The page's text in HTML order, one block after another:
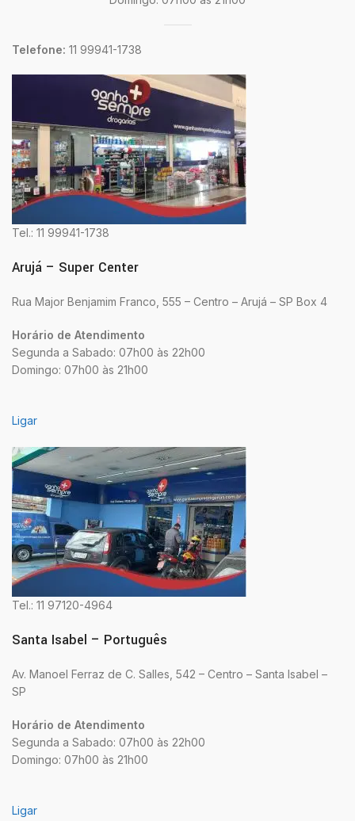
Telefone: 11 99941-1738
Tel.: 11 99941-1738
Arujá – Super Center
Rua Major Benjamim Franco, 555 – Centro – Arujá – SP Box 4
Horário de Atendimento
Segunda a Sabado: 07h00 às 22h00
Domingo: 07h00 às 21h00
Ligar
Tel.: 11 97120-4964
Santa Isabel – Português
Av. Manoel Ferraz de C. Salles, 542 – Centro – Santa Isabel –
SP
Horário de Atendimento
Segunda a Sabado: 07h00 às 22h00
Domingo: 07h00 às 21h00
Ligar